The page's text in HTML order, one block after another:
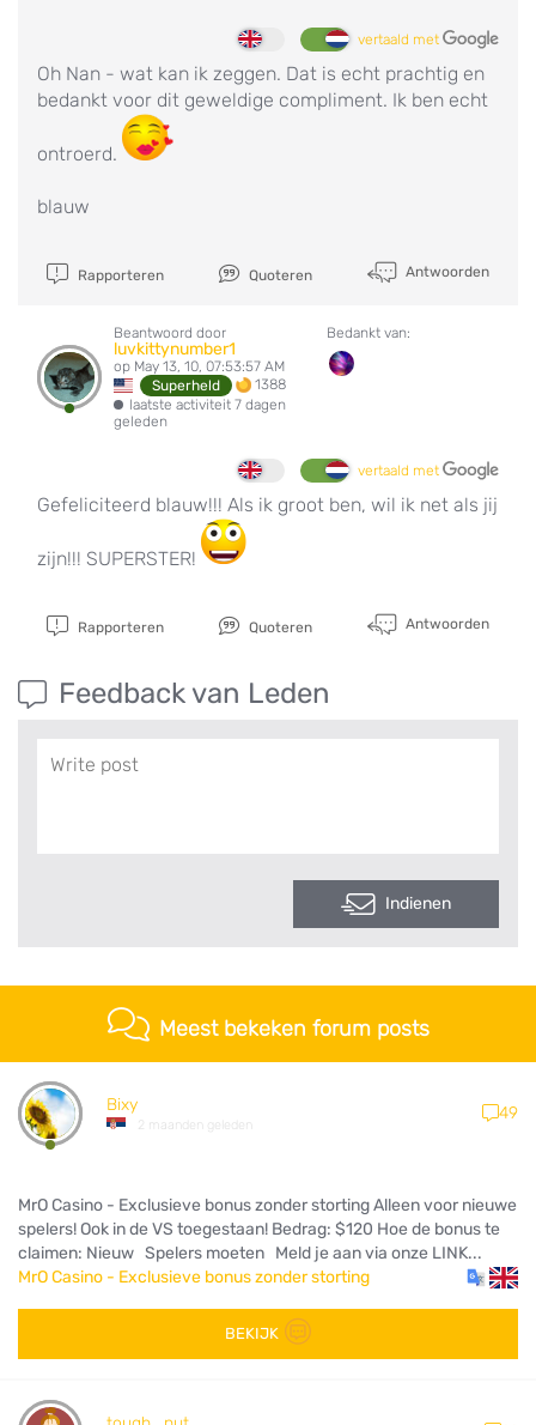
vertaald met
Oh Nan - wat kan ik zeggen. Dat is echt prachtig en
bedankt voor dit geweldige compliment. Ik ben echt
ontroerd.
blauw
Rapporteren Quoteren Antwoorden
Beantwoord door
luvkittynumber1
op May 13, 10, 07:53:57 AM
Superheld
1388
laatste activiteit 7 dagen
geleden
Bedankt van:
vertaald met
Gefeliciteerd blauw!!! Als ik groot ben, wil ik net als jij
zijn!!! SUPERSTER!
Rapporteren Quoteren Antwoorden
Feedback van Leden
Indienen
Meest bekeken forum posts
Bixy
2 maanden geleden
49
MrO Casino - Exclusieve bonus zonder storting Alleen voor nieuwe
spelers! Ook in de VS toegestaan! Bedrag: $120 Hoe de bonus te
claimen: Nieuw Spelers moeten Meld je aan via onze LINK...
MrO Casino - Exclusieve bonus zonder storting
BEKIJK